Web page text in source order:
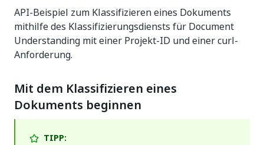
API-Beispiel zum Klassifizieren eines Dokuments
mithilfe des Klassifizierungsdiensts für Document
Understanding mit einer Projekt-ID und einer curl-
Anforderung.
Mit dem Klassifizieren eines
Dokuments beginnen
TIPP: